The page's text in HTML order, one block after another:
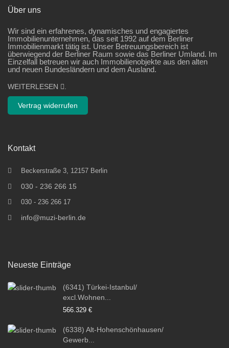
Über uns
Wir sind ein erfahrenes, dynamisches und engagiertes
Immobilienunternehmen, das seit 1992 auf dem Berliner
Immobilienmarkt tätig ist. Unser Betreuungsbereich ist
überwiegend der Berliner Raum sowie das Berliner Umland. Im
Einzelfall betreuen wir auch Immobilienobjekte aus den alten
und neuen Bundesländern und dem Ausland.
WEITERLESEN
Vertrag widerrufen
Kontakt
Beckerstraße 3, 12157 Berlin
030 - 236 266 15
030 - 236 266 17
info@muzi-berlin.de
Neueste Einträge
(6341) Türkei-Istanbul/
excl.Wohnen...
566.329 €
(6338) Alt-Hohenschönhausen/
Gewerb...